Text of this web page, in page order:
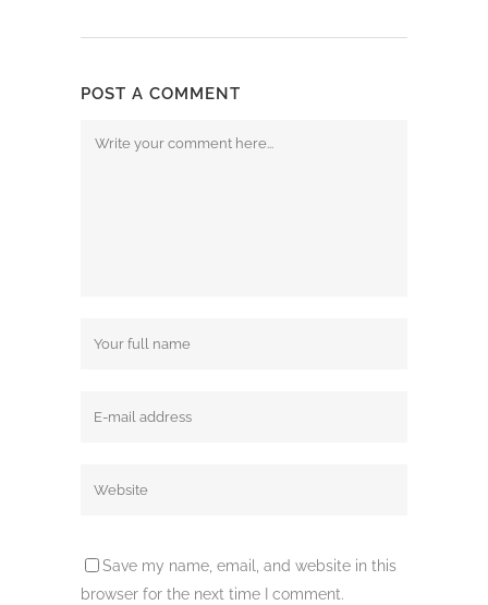
POST A COMMENT
Save my name, email, and website in this
browser for the next time I comment.